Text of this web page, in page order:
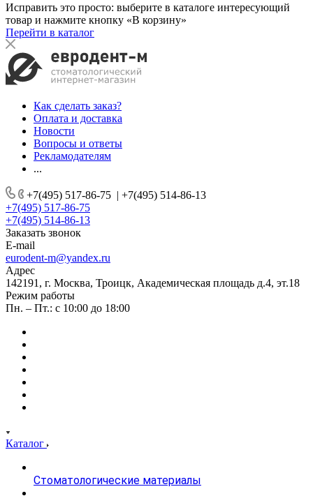
Исправить это просто: выберите в каталоге интересующий
товар и нажмите кнопку «В корзину»
Перейти в каталог
Как сделать заказ?
Оплата и доставка
Новости
Вопросы и ответы
Рекламодателям
...
+7(495) 517-86-75 | +7(495) 514-86-13
+7(495) 517-86-75
+7(495) 514-86-13
Заказать звонок
E-mail
eurodent-m@yandex.ru
Адрес
142191, г. Москва, Троицк, Академическая площадь д.4, эт.18
Режим работы
Пн. – Пт.: с 10:00 до 18:00
Каталог
Стоматологические материалы